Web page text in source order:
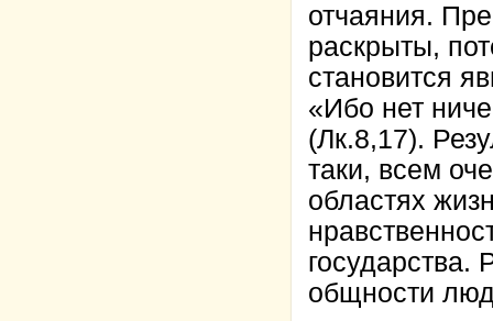
отчаяния.
раскрыты,
становится
«Ибо нет
(Лк.8,17).
таки, всем
областях
государства.
общности